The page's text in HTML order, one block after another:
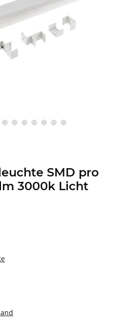
SMD pro
3000k Licht